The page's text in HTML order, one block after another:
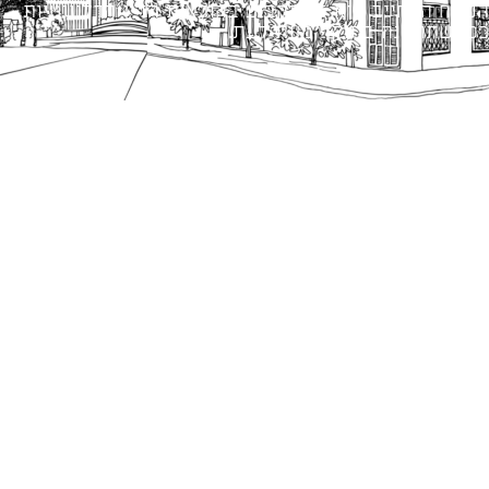
הנוסח המחייב הוא זה הקבוע בהוראות הדין הרלוונטיות
כפי שתהיינה בתוקף מעת לעת.